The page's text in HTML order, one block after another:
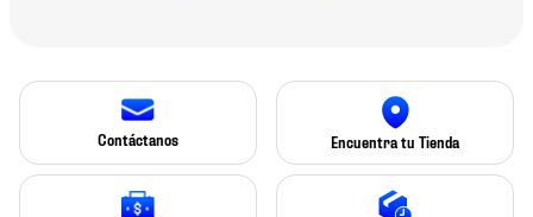
Contáctanos Encuentra tu Tienda